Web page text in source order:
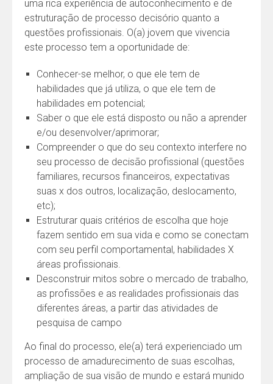
uma rica experiência de autoconhecimento e de
estruturação de processo decisório quanto a
questões profissionais. O(a) jovem que vivencia
este processo tem a oportunidade de:
Conhecer-se melhor, o que ele tem de
habilidades que já utiliza, o que ele tem de
habilidades em potencial;
Saber o que ele está disposto ou não a aprender
e/ou desenvolver/aprimorar;
Compreender o que do seu contexto interfere no
seu processo de decisão profissional (questões
familiares, recursos financeiros, expectativas
suas x dos outros, localização, deslocamento,
etc);
Estruturar quais critérios de escolha que hoje
fazem sentido em sua vida e como se conectam
com seu perfil comportamental, habilidades X
áreas profissionais.
Desconstruir mitos sobre o mercado de trabalho,
as profissões e as realidades profissionais das
diferentes áreas, a partir das atividades de
pesquisa de campo
Ao final do processo, ele(a) terá experienciado um
processo de amadurecimento de suas escolhas,
ampliação de sua visão de mundo e estará munido